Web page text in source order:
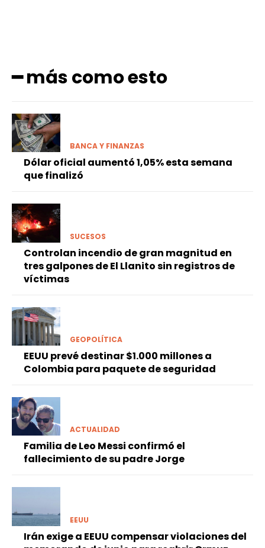
━ más como esto
BANCA Y FINANZAS
Dólar oficial aumentó 1,05% esta semana
que finalizó
SUCESOS
Controlan incendio de gran magnitud en
tres galpones de El Llanito sin registros de
víctimas
GEOPOLÍTICA
EEUU prevé destinar $1.000 millones a
Colombia para paquete de seguridad
ACTUALIDAD
Familia de Leo Messi confirmó el
fallecimiento de su padre Jorge
EEUU
Irán exige a EEUU compensar violaciones del